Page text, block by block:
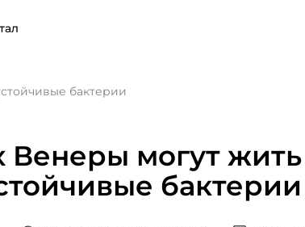
бактерии
Венеры могут жить
бактерии